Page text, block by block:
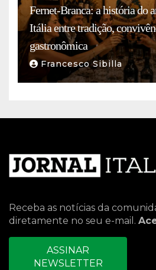
Fernet-Branca: a história do
Itália entre tradição,
gastronômica
Francesco Sibilla
Receba as notícias da
diretamente no seu e-mail.
ASSINAR
NEWSLETTER